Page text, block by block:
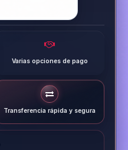
Varias opciones de pago
Transferencia rápida y segura